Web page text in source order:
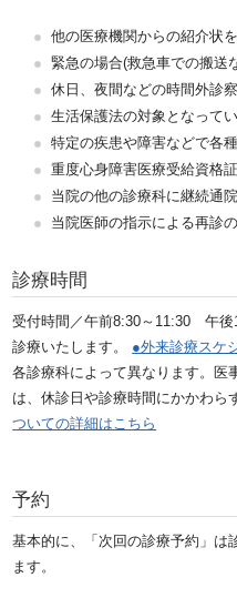
他の医療機関からの紹介状
緊急の場合(救急車での搬送
休日、夜間などの時間外診
生活保護法の対象となって
特定の疾患や障害などで各
重度心身障害医療受給資格
当院の他の診療科に継続通
当院医師の指示による再診
診療時間
受付時間／午前8:30～11:30 午後
診療いたします。
●外来診療スケ
各診療科によって異なります。医
は、休診日や診療時間にかかわら
ついての詳細はこちら
予約
基本的に、「次回の診療予約」は
ます。